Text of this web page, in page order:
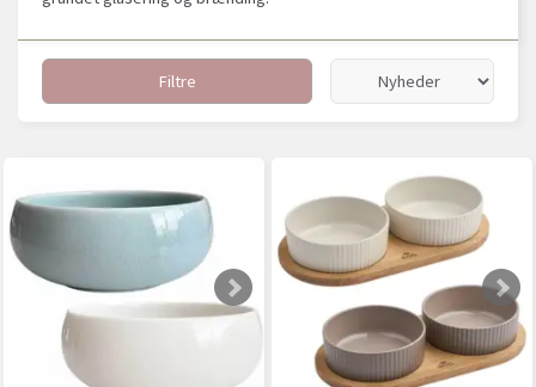
Filtre